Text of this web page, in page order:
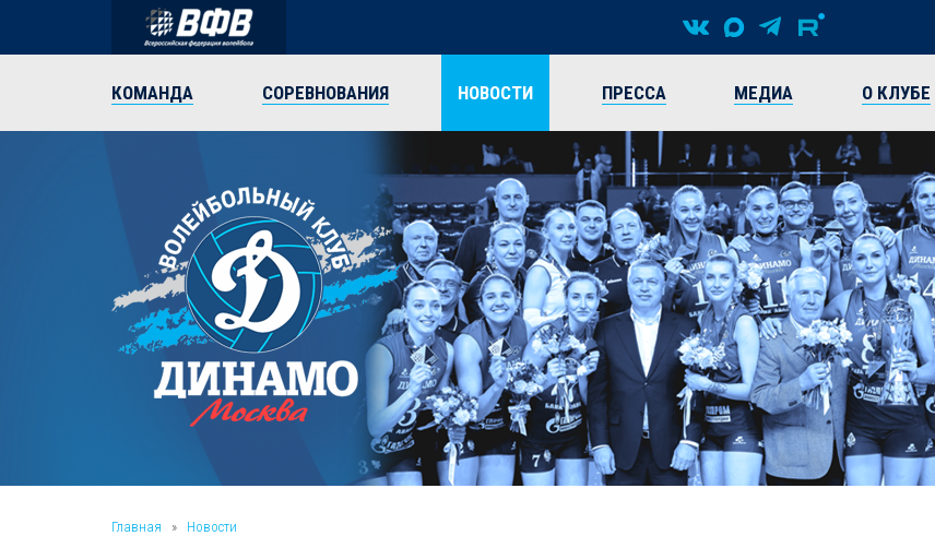
КОМАНДА СОРЕВНОВАНИЯ НОВОСТИ ПРЕССА МЕДИА О КЛУБЕ
Главная » Новости